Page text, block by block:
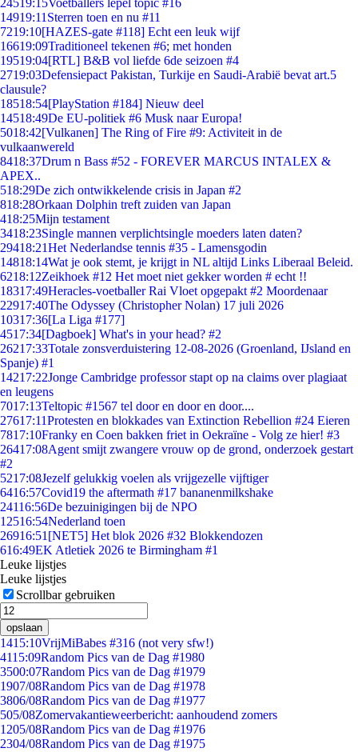
24519:15Voetballers lepel topic #16
14919:11 Sterren toen en nu #11
7219:10[HAZES-gate #118] Echt een leuk wijf
16619:09Traditioneel tekenen #6; met honden
19519:04[RTL] B&B vol liefde 6de seizoen #4
2719:03Defensiepact Pakistan, Turkije en Saudi-Arabië bevat art.5
clausule?
18518:54[PlayStation #184] Nieuw deel
14518:49De EU-politiek #6 Musk naar Europa!
5018:42[Vulkanen] The Ring of Fire #9: Activiteit in de
vulkaanwereld
8418:37Drum n Bass #52 - FOREVER MARCUS INTALEX &
APEX..
518:29De zich ontwikkelende crisis in Japan #2
818:28Orkaan Dolphin treft zuiden van Japan
418:25Mijn testament
3418:23Single mannen verplichtsingle moeders laten daten?
29418:21Het Nederlandse tennis #35 - Lamensgodin
14818:14Wat je ook stemt, je krijgt in NL altijd Links Liberaal Beleid.
6218:12Zeikhoek #12 Het moet niet gekker worden # echt !!
18317:49Heracles-voetballer Rai Vloet opgepakt #2 Moordenaar
22917:40The Odyssey (Christopher Nolan) 17 juli 2026
10317:36[La Liga #177]
4517:34[Dagboek] What's in your head? #2
26217:33Totale zonsverduistering 12-08-2026 (Groenland, IJsland en
Spanje) #1
14217:22Jonge Cambridge professor stapt op na claims over plagiaat
en leugens
7017:13Teltopic #1567 tel door en door en door....
27617:11Protesten en blokkades van Extinction Rebellion #24 Eieren
7817:10Franky en Coen bakken friet in Oekraïne - Volg ze hier! #3
26417:08Agent smijt zwangere vrouw op de grond, onderzoek gestart
#2
5217:08Jezelf gelukkig voelen als vrijgezelle vijftiger
6416:57Covid19 the aftermath #17 bananenmilkshake
24116:56De bezuinigingen bij de NPO
12516:54Nederland toen
26916:51 [NET5] Het blok 2026 #32 Blokkendozen
616:49EK Atletiek 2026 te Birmingham #1
Leuke lijstjes
Leuke lijstjes
Scrollbar gebruiken
opslaan
1415:10VrijMiBabes #316 (not very sfw!)
4115:09Random Pics van de Dag #1980
3500:07Random Pics van de Dag #1979
1907/08Random Pics van de Dag #1978
3806/08Random Pics van de Dag #1977
505/08Zomervakantieweerbericht: aanhoudend zomers
1205/08Random Pics van de Dag #1976
2304/08Random Pics van de Dag #1975